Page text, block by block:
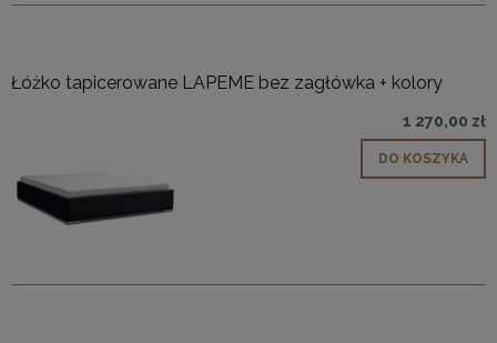
Łóżko tapicerowane LAPEME bez zagłówka + kolory
1 270,00 zł
DO KOSZYKA